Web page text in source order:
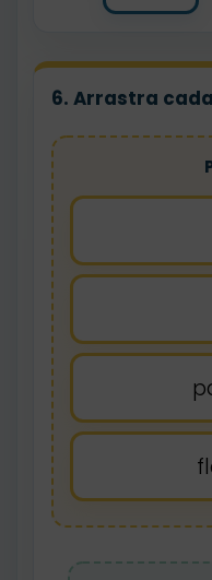
6. Arrastra